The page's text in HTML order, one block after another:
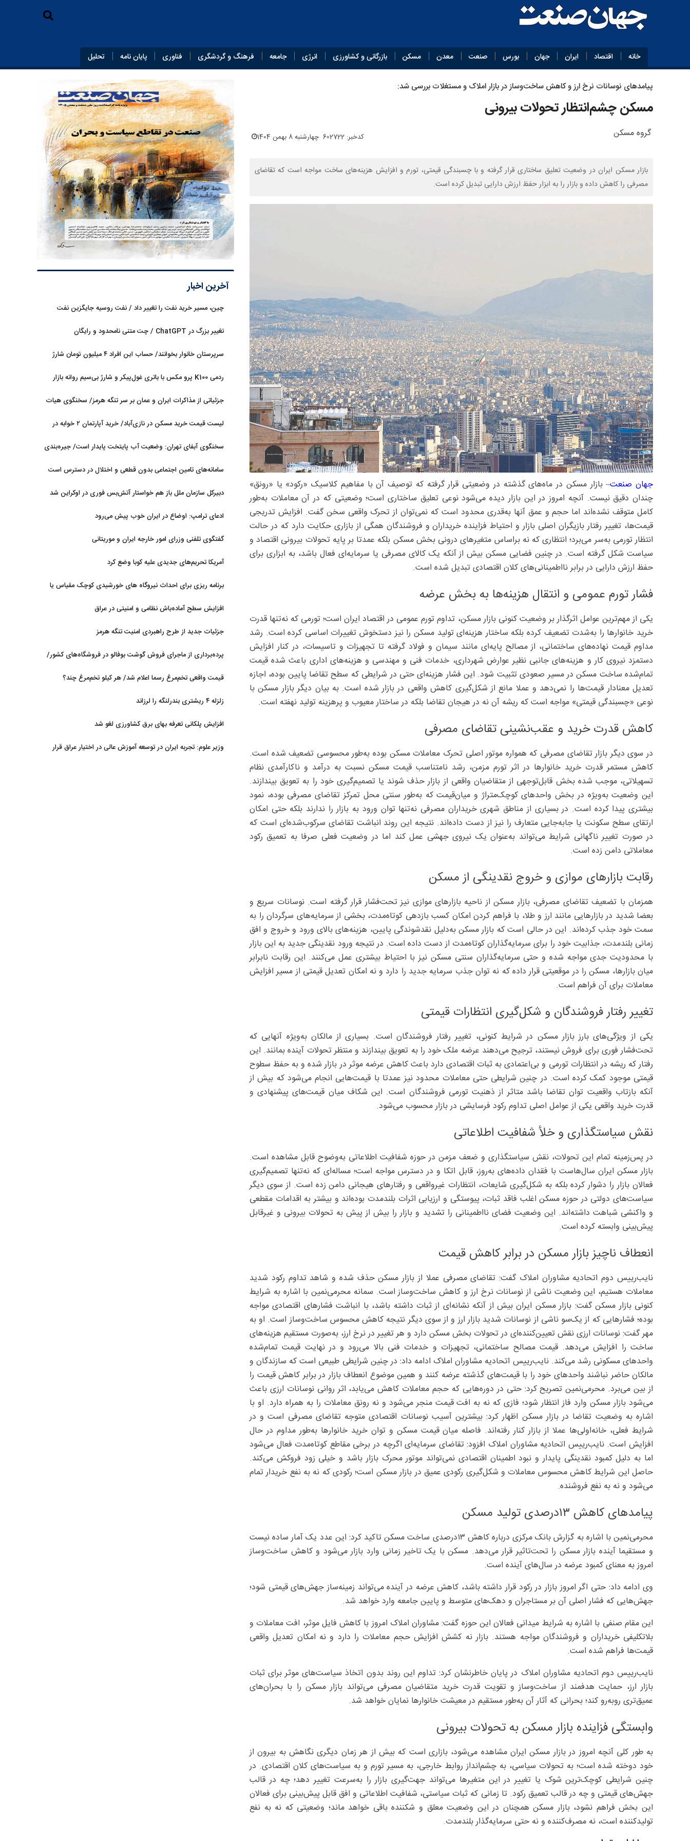
خانه اقتصاد ایران جهان بورس صنعت معدن مسکن بازرگانی و کشاورزی انرژی جامعه فرهنگ و گردشگری فناوری پایان‌ نامه تحلیل
پیامدهای نوسانات نرخ ارز و کاهش ساخت‌وساز در بازار املاک و مستغلات بررسی شد:
مسکن چشم‌انتظار تحولات بیرونی
گروه مسکن کدخبر: 602722 چهارشنبه 8 بهمن 1404
بازار مسکن ایران در وضعیت تعلیق ساختاری قرار گرفته و با چسبندگی قیمتی، تورم و افزایش هزینه‌های ساخت مواجه است که تقاضای
مصرفی را کاهش داده و بازار را به ابزار حفظ ارزش دارایی تبدیل کرده است.
جهان صنعت– بازار مسکن در ماه‌های گذشته در وضعیتی قرار گرفته که توصیف آن با مفاهیم کلاسیک «رکود» یا «رونق»
چندان دقیق نیست. آنچه امروز در این بازار دیده می‌شود نوعی تعلیق ساختاری است؛ وضعیتی که در آن معاملات به‌طور
کامل متوقف نشده‌اند اما حجم و عمق آنها به‌قدری محدود است که نمی‌توان از تحرک واقعی سخن گفت. افزایش تدریجی
قیمت‌ها، تغییر رفتار بازیگران اصلی بازار و احتیاط فزاینده خریداران و فروشندگان همگی از بازاری حکایت دارد که در حالت
انتظار تورمی به‌سر می‌برد؛ انتظاری که نه براساس متغیرهای درونی بخش مسکن بلکه عمدتا بر پایه تحولات بیرونی اقتصاد و
سیاست شکل گرفته است. در چنین فضایی مسکن بیش از آنکه یک کالای مصرفی یا سرمایه‌ای فعال باشد، به ابزاری برای
حفظ ارزش دارایی در برابر نااطمینانی‌های کلان اقتصادی تبدیل شده است.
فشار تورم عمومی و انتقال هزینه‌ها به بخش عرضه
یکی از مهم‌ترین عوامل اثرگذار بر وضعیت کنونی بازار مسکن، تداوم تورم عمومی در اقتصاد ایران است؛ تورمی که نه‌تنها قدرت
خرید خانوارها را به‌شدت تضعیف کرده بلکه ساختار هزینه‌ای تولید مسکن را نیز دستخوش تغییرات اساسی کرده است. رشد
مداوم قیمت نهاده‌های ساختمانی، از مصالح پایه‌ای مانند سیمان و فولاد گرفته تا تجهیزات و تاسیسات، در کنار افزایش
دستمزد نیروی کار و هزینه‌های جانبی نظیر عوارض شهرداری، خدمات فنی و مهندسی و هزینه‌های اداری باعث شده قیمت
تمام‌شده ساخت مسکن در مسیر صعودی تثبیت شود. این فشار هزینه‌ای حتی در شرایطی که سطح تقاضا پایین بوده، اجازه
تعدیل معنادار قیمت‌ها را نمی‌دهد و عملا مانع از شکل‌گیری کاهش واقعی در بازار شده است. به بیان دیگر بازار مسکن با
نوعی «چسبندگی قیمتی» مواجه است که ریشه آن نه در هیجان تقاضا بلکه در ساختار معیوب و پرهزینه تولید نهفته است.
کاهش قدرت خرید و عقب‌نشینی تقاضای مصرفی
در سوی دیگر بازار تقاضای مصرفی که همواره موتور اصلی تحرک معاملات مسکن بوده به‌طور محسوسی تضعیف شده است.
کاهش مستمر قدرت خرید خانوارها در اثر تورم مزمن، رشد نامتناسب قیمت مسکن نسبت به درآمد و ناکارآمدی نظام
تسهیلاتی، موجب شده بخش قابل‌توجهی از متقاضیان واقعی از بازار حذف شوند یا تصمیم‌گیری خود را به تعویق بیندازند.
این وضعیت به‌ویژه در بخش واحدهای کوچک‌متراژ و میان‌قیمت که به‌طور سنتی محل تمرکز تقاضای مصرفی بوده، نمود
بیشتری پیدا کرده است. در بسیاری از مناطق شهری خریداران مصرفی نه‌تنها توان ورود به بازار را ندارند بلکه حتی امکان
ارتقای سطح سکونت یا جابه‌جایی متعارف را نیز از دست داده‌اند. نتیجه این روند انباشت تقاضای سرکوب‌شده‌ای است که
در صورت تغییر ناگهانی شرایط می‌تواند به‌عنوان یک نیروی جهشی عمل کند اما در وضعیت فعلی صرفا به تعمیق رکود
معاملاتی دامن زده است.
رقابت بازارهای موازی و خروج نقدینگی از مسکن
همزمان با تضعیف تقاضای مصرفی، بازار مسکن از ناحیه بازارهای موازی نیز تحت‌فشار قرار گرفته است. نوسانات سریع و
بعضا شدید در بازارهایی مانند ارز و طلا، با فراهم کردن امکان کسب بازدهی کوتاه‌مدت، بخشی از سرمایه‌های سرگردان را به
سمت خود جذب کرده‌اند. این در حالی است که بازار مسکن به‌دلیل نقدشوندگی پایین، هزینه‌های بالای ورود و خروج و افق
زمانی بلندمدت، جذابیت خود را برای سرمایه‌گذاران کوتاه‌مدت از دست داده است. در نتیجه ورود نقدینگی جدید به این بازار
با محدودیت جدی مواجه شده و حتی سرمایه‌گذاران سنتی مسکن نیز با احتیاط بیشتری عمل می‌کنند. این رقابت نابرابر
میان بازارها، مسکن را در موقعیتی قرار داده که نه توان جذب سرمایه جدید را دارد و نه امکان تعدیل قیمتی از مسیر افزایش
معاملات برای آن فراهم است.
تغییر رفتار فروشندگان و شکل‌گیری انتظارات قیمتی
یکی از ویژگی‌های بارز بازار مسکن در شرایط کنونی، تغییر رفتار فروشندگان است. بسیاری از مالکان به‌ویژه آنهایی که
تحت‌فشار فوری برای فروش نیستند، ترجیح می‌دهند عرضه ملک خود را به تعویق بیندازند و منتظر تحولات آینده بمانند. این
رفتار که ریشه در انتظارات تورمی و بی‌اعتمادی به ثبات اقتصادی دارد باعث کاهش عرضه موثر در بازار شده و به حفظ سطوح
قیمتی موجود کمک کرده است. در چنین شرایطی حتی معاملات محدود نیز عمدتا با قیمت‌هایی انجام می‌شود که بیش از
آنکه بازتاب واقعیت توان تقاضا باشد متاثر از ذهنیت تورمی فروشندگان است. این شکاف میان قیمت‌های پیشنهادی و
قدرت خرید واقعی یکی از عوامل اصلی تداوم رکود فرسایشی در بازار محسوب می‌شود.
نقش سیاستگذاری و خلأ شفافیت اطلاعاتی
در پس‌زمینه تمام این تحولات، نقش سیاستگذاری و ضعف مزمن در حوزه شفافیت اطلاعاتی به‌وضوح قابل مشاهده است.
بازار مسکن ایران سال‌هاست با فقدان داده‌های به‌روز، قابل اتکا و در دسترس مواجه است؛ مساله‌ای که نه‌تنها تصمیم‌گیری
فعالان بازار را دشوار کرده بلکه به شکل‌گیری شایعات، انتظارات غیرواقعی و رفتارهای هیجانی دامن زده است. از سوی دیگر
سیاست‌های دولتی در حوزه مسکن اغلب فاقد ثبات، پیوستگی و ارزیابی اثرات بلندمدت بوده‌اند و بیشتر به اقدامات مقطعی
و واکنشی شباهت داشته‌اند. این وضعیت فضای نااطمینانی را تشدید و بازار را بیش از پیش به تحولات بیرونی و غیرقابل
پیش‌بینی وابسته کرده است.
انعطاف ناچیز بازار مسکن در برابر کاهش قیمت
نایب‌رییس دوم اتحادیه مشاوران املاک گفت: تقاضای مصرفی عملا از بازار مسکن حذف شده و شاهد تداوم رکود شدید
معاملات هستیم، این وضعیت ناشی از نوسانات نرخ ارز و کاهش ساخت‌وساز است. سمانه محرمی‌نمین با اشاره به شرایط
کنونی بازار مسکن گفت: بازار مسکن ایران بیش از آنکه نشانه‌ای از ثبات داشته باشد، با انباشت فشارهای اقتصادی مواجه
بوده؛ فشارهایی که از یک‌سو ناشی از نوسانات شدید بازار ارز و از سوی دیگر نتیجه کاهش محسوس ساخت‌وساز است. او به
مهر گفت: نوسانات ارزی نقش تعیین‌کننده‌ای در تحولات بخش مسکن دارد و هر تغییر در نرخ ارز، به‌صورت مستقیم هزینه‌های
ساخت را افزایش می‌دهد. قیمت مصالح ساختمانی، تجهیزات و خدمات فنی بالا می‌رود و در نهایت قیمت تمام‌شده
واحدهای مسکونی رشد می‌کند. نایب‌رییس اتحادیه مشاوران املاک ادامه داد: در چنین شرایطی طبیعی است که سازندگان و
مالکان حاضر نباشند واحدهای خود را با قیمت‌های گذشته عرضه کنند و همین موضوع انعطاف بازار در برابر کاهش قیمت را
از بین می‌برد. محرمی‌نمین تصریح کرد: حتی در دوره‌هایی که حجم معاملات کاهش می‌یابد، اثر روانی نوسانات ارزی باعث
می‌شود بازار مسکن وارد فاز انتظار شود؛ فازی که نه به افت قیمت منجر می‌شود و نه رونق معاملات را به همراه دارد. او با
اشاره به وضعیت تقاضا در بازار مسکن اظهار کرد: بیشترین آسیب نوسانات اقتصادی متوجه تقاضای مصرفی است و در
شرایط فعلی، خانه‌اولی‌ها عملا از بازار کنار رفته‌اند. فاصله میان قیمت مسکن و توان خرید خانوارها به‌طور مداوم در حال
افزایش است. نایب‌رییس اتحادیه مشاوران املاک افزود: تقاضای سرمایه‌ای اگرچه در برخی مقاطع کوتاه‌مدت فعال می‌شود
اما به دلیل کمبود نقدینگی پایدار و نبود اطمینان اقتصادی نمی‌تواند موتور محرک بازار باشد و خیلی زود فروکش می‌کند.
حاصل این شرایط کاهش محسوس معاملات و شکل‌گیری رکودی عمیق در بازار مسکن است؛ رکودی که نه به نفع خریدار تمام
می‌شود و نه به نفع فروشنده.
پیامدهای کاهش ۱۳‌درصدی تولید مسکن
محرمی‌نمین با اشاره به گزارش بانک مرکزی درباره کاهش ۱۳‌درصدی ساخت مسکن تاکید کرد: این عدد یک آمار ساده نیست
و مستقیما آینده بازار مسکن را تحت‌تاثیر قرار می‌دهد. مسکن با یک تاخیر زمانی وارد بازار می‌شود و کاهش ساخت‌وساز
امروز به معنای کمبود عرضه در سال‌های آینده است.
وی ادامه داد: حتی اگر امروز بازار در رکود قرار داشته باشد، کاهش عرضه در آینده می‌تواند زمینه‌ساز جهش‌های قیمتی شود؛
جهش‌هایی که فشار اصلی آن بر مستاجران و دهک‌های متوسط و پایین جامعه وارد خواهد شد.
این مقام صنفی با اشاره به شرایط میدانی فعالان این حوزه گفت: مشاوران املاک امروز با کاهش فایل موثر، افت معاملات و
بلاتکلیفی خریداران و فروشندگان مواجه‌ هستند. بازار نه کشش افزایش حجم معاملات را دارد و نه امکان تعدیل واقعی
قیمت‌ها فراهم شده است.
نایب‌رییس دوم اتحادیه مشاوران املاک در پایان خاطرنشان کرد: تداوم این روند بدون اتخاذ سیاست‌های موثر برای ثبات
بازار ارز، حمایت هدفمند از ساخت‌وساز و تقویت قدرت خرید متقاضیان مصرفی می‌تواند بازار مسکن را با بحران‌های
عمیق‌تری روبه‌رو کند؛ بحرانی که آثار آن به‌طور مستقیم در معیشت خانوارها نمایان خواهد شد.
وابستگی فزاینده بازار مسکن به تحولات بیرونی
به طور کلی آنچه امروز در بازار مسکن ایران مشاهده می‌شود، بازاری است که بیش از هر زمان دیگری نگاهش به بیرون از
خود دوخته شده است؛ به تحولات سیاسی، به چشم‌انداز روابط خارجی، به مسیر تورم و به سیاست‌های کلان اقتصادی. در
چنین شرایطی کوچک‌ترین شوک یا تغییر در این متغیرها می‌تواند جهت‌گیری بازار را به‌سرعت تغییر دهد؛ چه در قالب
جهش‌های قیمتی و چه در قالب تعمیق رکود. تا زمانی که ثبات سیاستی، شفافیت اطلاعاتی و افق قابل پیش‌بینی برای فعالان
این بخش فراهم نشود، بازار مسکن همچنان در این وضعیت معلق و شکننده باقی خواهد ماند؛ وضعیتی که نه به نفع
تولیدکننده است، نه مصرف‌کننده و نه حتی سرمایه‌گذار بلندمدت.
آخرین اخبار
چین، مسیر خرید نفت را تغییر داد / نفت روسیه جایگزین نفت
تغییر بزرگ در ChatGPT / چت متنی نامحدود و رایگان
سرپرستان خانوار بخوانند/ حساب این افراد ۴ میلیون تومان شارژ
ردمی K100 پرو مکس با باتری غول‌پیکر و شارژ بی‌سیم روانه بازار
جزئیاتی از مذاکرات ایران و عمان بر سر تنگه هرمز/ سخنگوی هیات
لیست قیمت خرید مسکن در نازی‌آباد/ خرید آپارتمان ۲ خوابه در
سخنگوی آبفای تهران: وضعیت آب پایتخت پایدار است/ جیره‌بندی
سامانه‌های تامین اجتماعی بدون قطعی و اختلال در دسترس است
دبیرکل سازمان ملل باز هم خواستار آتش‌بس فوری در اوکراین شد
ادعای ترامپ: اوضاع در ایران خوب پیش می‌رود
گفتگوی تلفنی وزرای امور خارجه ایران و موریتانی
آمریکا تحریم‌های جدیدی علیه کوبا وضع کرد
برنامه ریزی برای احداث نیروگاه های خورشیدی کوچک مقیاس یا
افزایش سطح آماده‌باش نظامی و امنیتی در عراق
جزئیات جدید از طرح راهبردی امنیت تنگه هرمز
پرده‌برداری از ماجرای فروش گوشت بوفالو در فروشگاه‌های کشور/
قیمت واقعی تخم‌مرغ رسما اعلام شد/ هر کیلو تخم‌مرغ چند؟
زلزله ۴ ریشتری بندرلنگه را لرزاند
افزایش پلکانی تعرفه بهای برق کشاورزی لغو شد
وزیر علوم: تجربه ایران در توسعه آموزش عالی در اختیار عراق قرار